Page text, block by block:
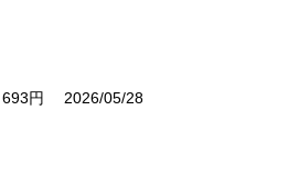
円 2026/05/28